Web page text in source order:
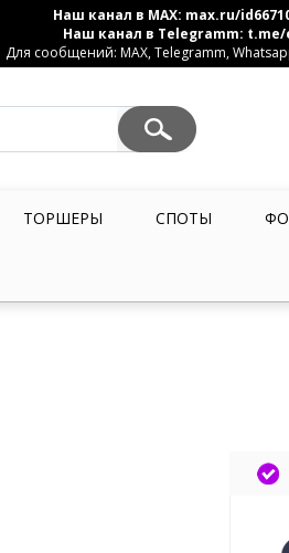
Наш канал в MAX: max.ru/
Наш канал в Telegramm:
Для сообщений: MAX, Telegramm,
ТОРШЕРЫ СПОТЫ